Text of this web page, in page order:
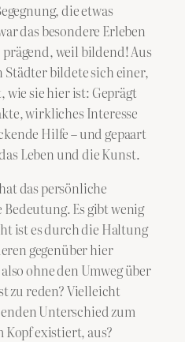
die etwas
das besondere Erleben
prägend, weil bildend! Aus
bildete sich einer,
sie hier ist: Geprägt
wirkliches Interesse
Hilfe – und gepaart
Leben und die Kunst.
das persönliche
Es gibt wenig
ist es durch die Haltung
gegenüber hier
ohne den Umweg über
zu reden? Vielleicht
Unterschied zum
Kopf existiert, aus?